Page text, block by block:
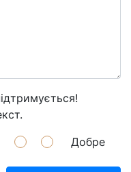
Добре